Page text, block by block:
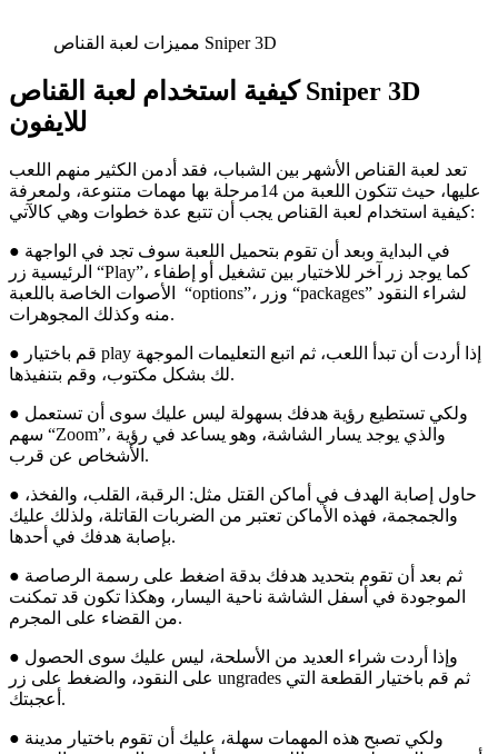
مميزات لعبة القناص Sniper 3D
كيفية استخدام لعبة القناص Sniper 3D
للايفون
تعد لعبة القناص الأشهر بين الشباب، فقد أدمن الكثير منهم اللعب
عليها، حيث تتكون اللعبة من 14مرحلة بها مهمات متنوعة، ولمعرفة
كيفية استخدام لعبة القناص يجب أن تتبع عدة خطوات وهي كالآتي:
● في البداية وبعد أن تقوم بتحميل اللعبة سوف تجد في الواجهة
الرئيسية زر “Play”، كما يوجد زر آخر للاختيار بين تشغيل أو إطفاء
الأصوات الخاصة باللعبة “options”، وزر “packages” لشراء النقود
منه وكذلك المجوهرات.
● قم باختيار play إذا أردت أن تبدأ اللعب، ثم اتبع التعليمات الموجهة
لك بشكل مكتوب، وقم بتنفيذها.
● ولكي تستطيع رؤية هدفك بسهولة ليس عليك سوى أن تستعمل
سهم “Zoom”، والذي يوجد يسار الشاشة، وهو يساعد في رؤية
الأشخاص عن قرب.
● حاول إصابة الهدف في أماكن القتل مثل: الرقبة، القلب، والفخذ،
والجمجمة، فهذه الأماكن تعتبر من الضربات القاتلة، ولذلك عليك
بإصابة هدفك في أحدها.
● ثم بعد أن تقوم بتحديد هدفك بدقة اضغط على رسمة الرصاصة
الموجودة في أسفل الشاشة ناحية اليسار، وهكذا تكون قد تمكنت
من القضاء على المجرم.
● وإذا أردت شراء العديد من الأسلحة، ليس عليك سوى الحصول
على النقود، والضغط على زر ungrades ثم قم باختيار القطعة التي
أعجبتك.
● ولكي تصبح هذه المهمات سهلة، عليك أن تقوم باختيار مدينة